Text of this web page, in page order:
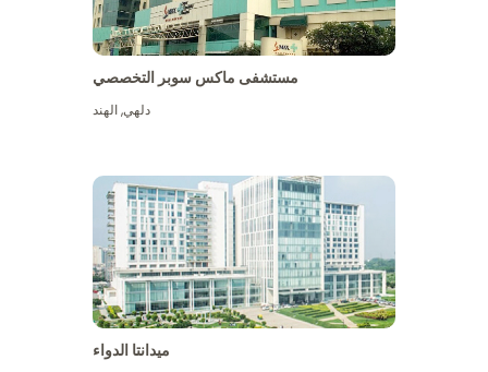
مستشفى ماكس سوبر التخصصي
دلهي,الهند
ميدانتا الدواء